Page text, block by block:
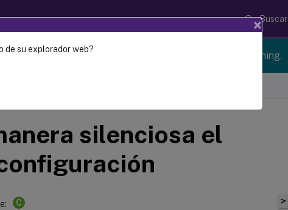
Buscar
that you upgrade to a newer version of Citrix Provisioning.
silenciosa el
C >
×
de su explorador web?